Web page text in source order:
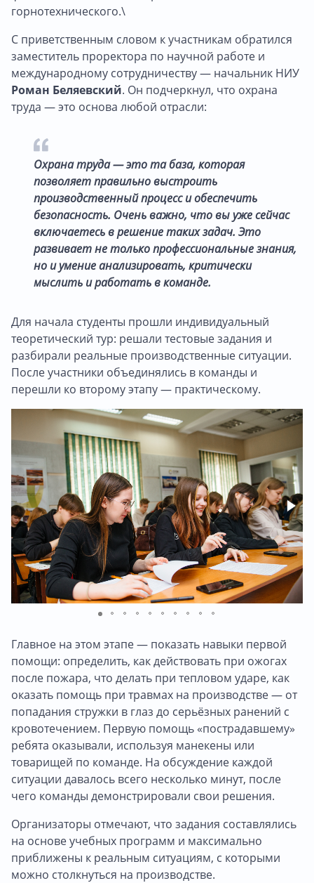
горнотехнического.\
С приветственным словом к участникам обратился
заместитель проректора по научной работе и
международному сотрудничеству — начальник НИУ
Роман Беляевский. Он подчеркнул, что охрана
труда — это основа любой отрасли:
Охрана труда — это та база, которая
позволяет правильно выстроить
производственный процесс и обеспечить
безопасность. Очень важно, что вы уже сейчас
включаетеcь в решение таких задач. Это
развивает не только профессиональные знания,
но и умение анализировать, критически
мыслить и работать в команде.
Для начала студенты прошли индивидуальный
теоретический тур: решали тестовые задания и
разбирали реальные производственные ситуации.
После участники объединялись в команды и
перешли ко второму этапу — практическому.
Главное на этом этапе — показать навыки первой
помощи: определить, как действовать при ожогах
после пожара, что делать при тепловом ударе, как
оказать помощь при травмах на производстве — от
попадания стружки в глаз до серьёзных ранений с
кровотечением. Первую помощь «пострадавшему»
ребята оказывали, используя манекены или
товарищей по команде. На обсуждение каждой
ситуации давалось всего несколько минут, после
чего команды демонстрировали свои решения.
Организаторы отмечают, что задания составлялись
на основе учебных программ и максимально
приближены к реальным ситуациям, с которыми
можно столкнуться на производстве.